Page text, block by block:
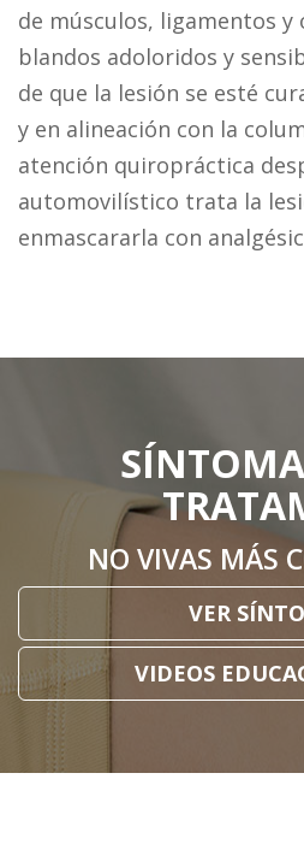
de músculos, ligamentos
blandos adoloridos y
de que la lesión se esté
y en alineación con la
atención quiropráctica
automovilístico trata la
enmascararla con
NO VIVAS MÁS
VER
VIDEOS